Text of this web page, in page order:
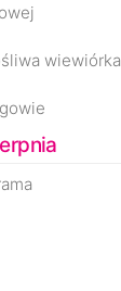
wiewiórka